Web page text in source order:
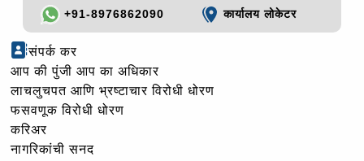
+91-8976862090
कार्यालय लोकेटर
संपर्क कर
आप की पुंजी आप का अधिकार
लाचलुचपत आणि भ्रष्टाचार विरोधी धोरण
फसवणूक विरोधी धोरण
करिअर
नागरिकांची सनद